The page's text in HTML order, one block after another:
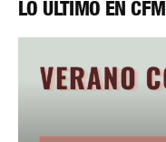
LO ÚLTIMO EN CFM